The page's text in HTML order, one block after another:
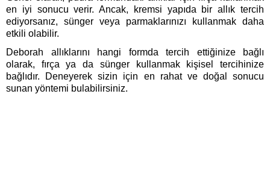
en iyi sonucu verir. Ancak, kremsi yapıda bir allık tercih
ediyorsanız, sünger veya parmaklarınızı kullanmak daha
etkili olabilir.
Deborah allıklarını hangi formda tercih ettiğinize bağlı
olarak, fırça ya da sünger kullanmak kişisel tercihinize
bağlıdır. Deneyerek sizin için en rahat ve doğal sonucu
sunan yöntemi bulabilirsiniz.